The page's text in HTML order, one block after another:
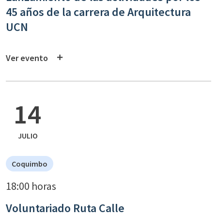
45 años de la carrera de Arquitectura
UCN
Ver evento
14
JULIO
Coquimbo
18:00 horas
Voluntariado Ruta Calle